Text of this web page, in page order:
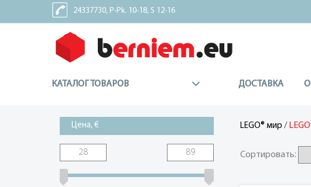
24337730, P-Pk. 10-18, S 12-16
24337227, Sv - Brīvdiena
КАТАЛОГ ТОВАРОВ ДОСТАВКА
Цена, € LEGO® мир /
Сортировать: